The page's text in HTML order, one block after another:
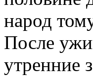
народ
После
утренние